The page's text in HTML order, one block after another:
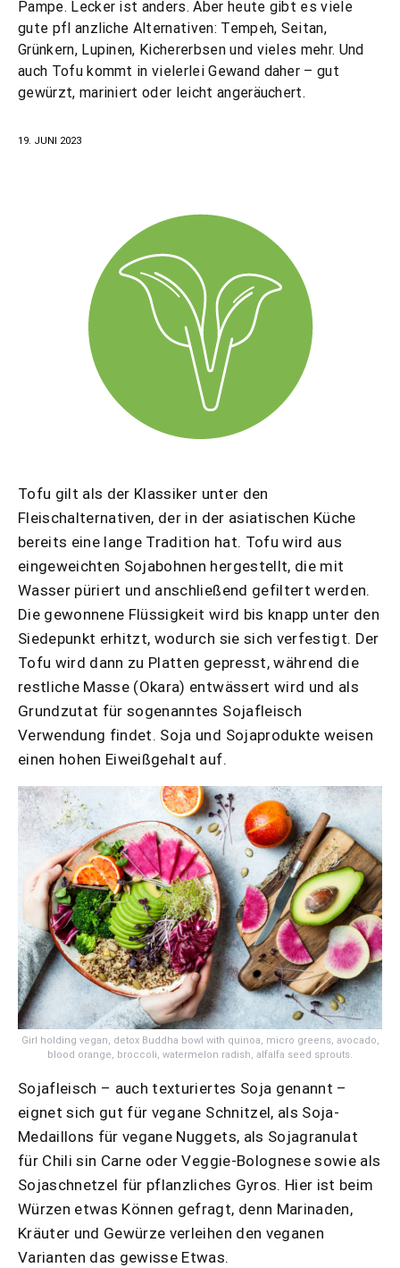
Pampe. Lecker ist anders. Aber heute gibt es viele
gute pfl anzliche Alternativen: Tempeh, Seitan,
Grünkern, Lupinen, Kichererbsen und vieles mehr. Und
auch Tofu kommt in vielerlei Gewand daher – gut
gewürzt, mariniert oder leicht angeräuchert.
19. JUNI 2023
Tofu gilt als der Klassiker unter den
Fleischalternativen, der in der asiatischen Küche
bereits eine lange Tradition hat. Tofu wird aus
eingeweichten Sojabohnen hergestellt, die mit
Wasser püriert und anschließend gefiltert werden.
Die gewonnene Flüssigkeit wird bis knapp unter den
Siedepunkt erhitzt, wodurch sie sich verfestigt. Der
Tofu wird dann zu Platten gepresst, während die
restliche Masse (Okara) entwässert wird und als
Grundzutat für sogenanntes Sojafleisch
Verwendung findet. Soja und Sojaprodukte weisen
einen hohen Eiweißgehalt auf.
Girl holding vegan, detox Buddha bowl with quinoa, micro greens, avocado,
blood orange, broccoli, watermelon radish, alfalfa seed sprouts.
Sojafleisch – auch texturiertes Soja genannt –
eignet sich gut für vegane Schnitzel, als Soja-
Medaillons für vegane Nuggets, als Sojagranulat
für Chili sin Carne oder Veggie-Bolognese sowie als
Sojaschnetzel für pflanzliches Gyros. Hier ist beim
Würzen etwas Können gefragt, denn Marinaden,
Kräuter und Gewürze verleihen den veganen
Varianten das gewisse Etwas.